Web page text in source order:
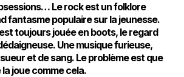
Le rock est un folklore
fantasme populaire sur la jeunesse.
toujours jouée en boots, le regard
Une musique furieuse,
et de sang. Le problème est que
joue comme cela.